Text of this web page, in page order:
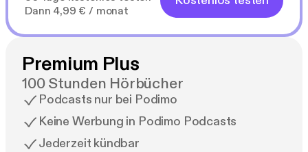
Dann 4,99 € / monat
Premium Plus
100 Stunden Hörbücher
Podcasts nur bei Podimo
Keine Werbung in Podimo Podcasts
Jederzeit kündbar